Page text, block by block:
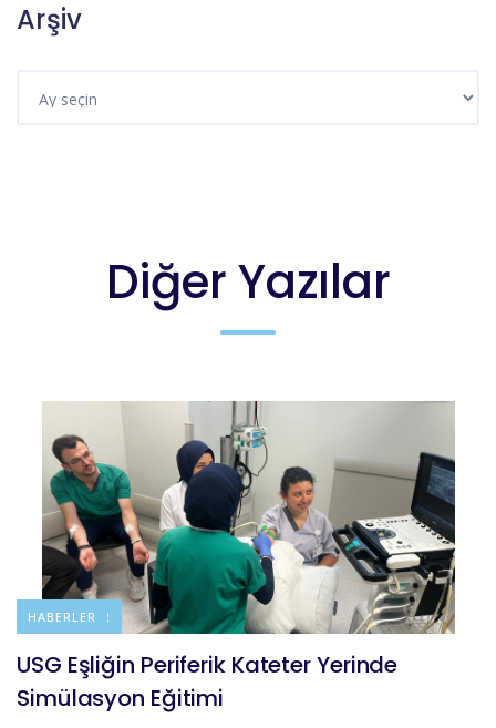
Arşiv
Diğer Yazılar
DUYURULAR
HABERLER
USG Eşliğin Periferik Kateter Yerinde
Simülasyon Eğitimi